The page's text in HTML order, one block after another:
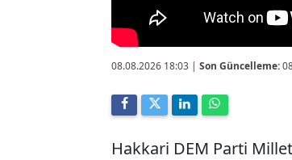
08.08.2026 18:03 | Son Güncelleme:
Hakkari DEM Parti